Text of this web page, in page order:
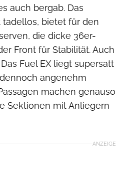
auch bergab. Das
bietet für den
die dicke 36er-
Front für Stabilität. Auch
Fuel EX liegt supersatt
angenehm
machen genauso
Sektionen mit Anliegern
ANZEIGE